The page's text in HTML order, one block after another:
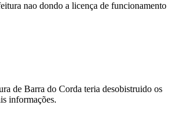
nao dondo a licença de funcionamento
de Barra do Corda teria desobistruido os
informações.